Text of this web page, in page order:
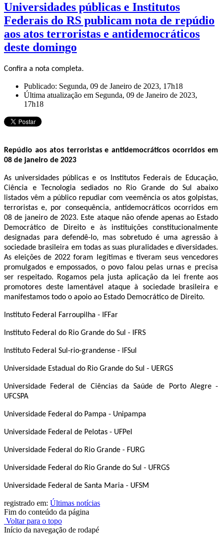
Universidades públicas e Institutos
Federais do RS publicam nota de repúdio
aos atos terroristas e antidemocráticos
deste domingo
Confira a nota completa.
Publicado: Segunda, 09 de Janeiro de 2023, 17h18
Última atualização em Segunda, 09 de Janeiro de 2023,
17h18
Repúdio aos atos terroristas e antidemocráticos ocorridos em
08 de janeiro de 2023
As universidades públicas e os Institutos Federais de Educação,
Ciência e Tecnologia sediados no Rio Grande do Sul abaixo
listados vêm a público repudiar com veemência os atos golpistas,
terroristas e, por consequência, antidemocráticos ocorridos em
08 de janeiro de 2023. Este ataque não ofende apenas ao Estado
Democrático de Direito e às instituições constitucionalmente
designadas para defendê-lo, mas sobretudo é uma agressão à
sociedade brasileira em todas as suas pluralidades e diversidades.
As eleições de 2022 foram legítimas e tiveram seus vencedores
promulgados e empossados, o povo falou pelas urnas e precisa
ser respeitado. Rogamos pela justa aplicação da lei frente aos
promotores deste lamentável ataque à sociedade brasileira e
manifestamos todo o apoio ao Estado Democrático de Direito.
Instituto Federal Farroupilha - IFFar
Instituto Federal do Rio Grande do Sul - IFRS
Instituto Federal Sul-rio-grandense - IFSul
Universidade Estadual do Rio Grande do Sul - UERGS
Universidade Federal de Ciências da Saúde de Porto Alegre -
UFCSPA
Universidade Federal do Pampa - Unipampa
Universidade Federal de Pelotas - UFPel
Universidade Federal do Rio Grande - FURG
Universidade Federal do Rio Grande do Sul - UFRGS
Universidade Federal de Santa Maria - UFSM
registrado em: Últimas notícias
Fim do conteúdo da página
Voltar para o topo
Início da navegação de rodapé